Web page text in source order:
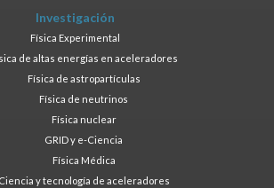
Investigación
Física Experimental
de altas energías en aceleradores
Física de astropartículas
Física de neutrinos
Física nuclear
GRID y e-Ciencia
Física Médica
Ciencia y tecnología de aceleradores